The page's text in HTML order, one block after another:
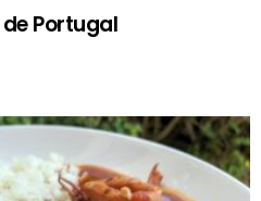
Portugal